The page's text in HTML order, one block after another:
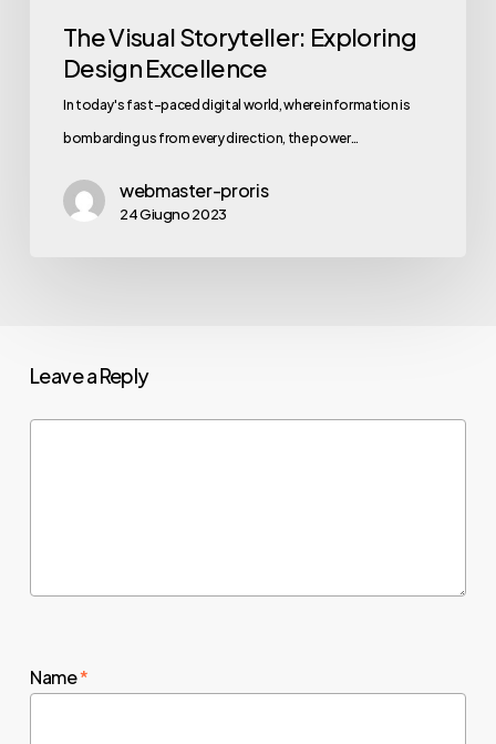
The Visual Storyteller: Exploring
Design Excellence
In today's fast-paced digital world, where information is
bombarding us from every direction, the power…
webmaster-proris
24 Giugno 2023
Leave a Reply
Name*